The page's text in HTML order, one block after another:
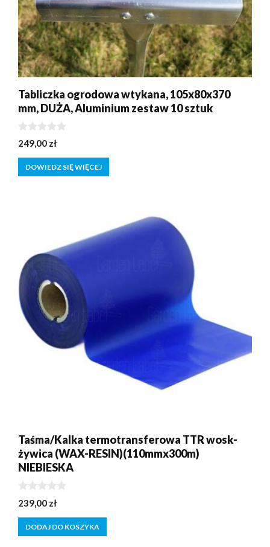
Tabliczka ogrodowa wtykana, 105x80x370
mm, DUŻA, Aluminium zestaw 10 sztuk
0
z
5
249,00 zł
DOWIEDZ SIĘ WIĘCEJ
Taśma/Kalka termotransferowa TTR wosk-
żywica (WAX-RESIN)(110mmx300m)
NIEBIESKA
0
z
5
239,00 zł
DODAJ DO KOSZYKA